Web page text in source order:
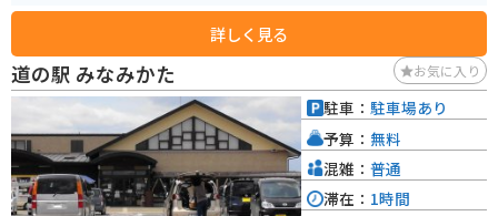
す。
詳しく見る
道の駅 みなみかた お気に入り
駐車： 駐車場あり
予算： 無料
混雑： 普通
滞在： 1時間